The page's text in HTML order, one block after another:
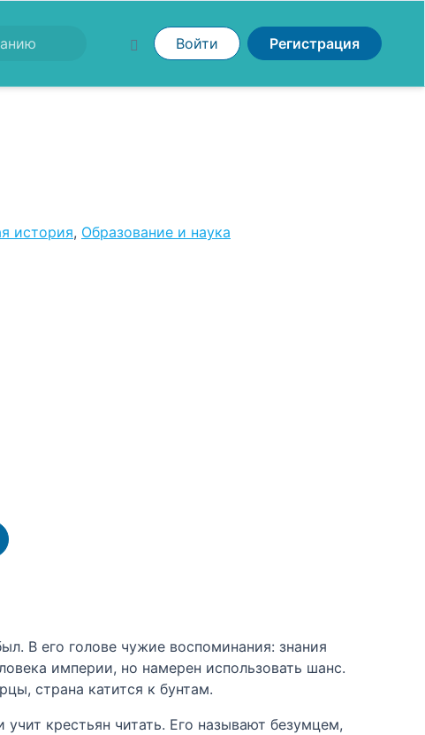
Войти Регистрация
история, Образование и наука
В его голове чужие воспоминания: знания
империи, но намерен использовать шанс.
страна катится к бунтам.
крестьян читать. Его называют безумцем,